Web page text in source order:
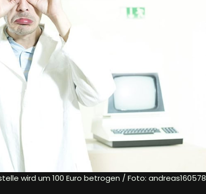
wird um 100 Euro betrogen / Foto: andreas160578